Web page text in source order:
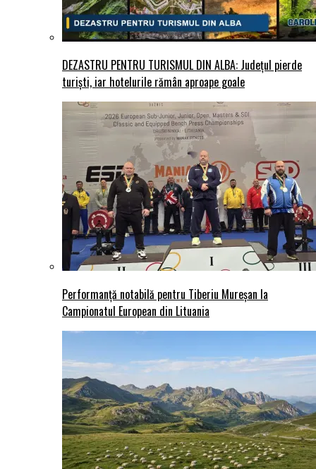
DEZASTRU PENTRU TURISMUL DIN ALBA: Județul pierde
turiști, iar hotelurile rămân aproape goale
Performanță notabilă pentru Tiberiu Mureșan la
Campionatul European din Lituania